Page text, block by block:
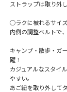
ストラップは取り外
○ラクに被れるサイ
内側の調整ベルトで
キャンプ・散歩・ガ
躍！
カジュアルなスタイ
やすい。
あご紐を取り外して